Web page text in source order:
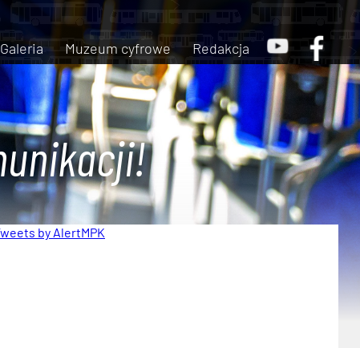
Galeria Muzeum cyfrowe Redakcja
by AlertMPK